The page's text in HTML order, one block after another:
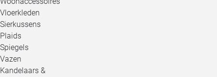
Vloerkleden
Sierkussens
Plaids
Spiegels
Vazen
Kandelaars &